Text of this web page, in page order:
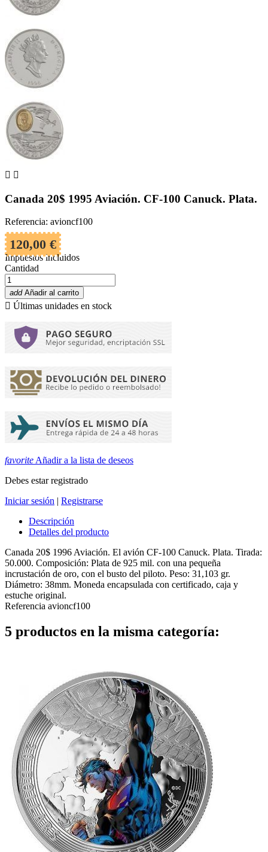
 
Canada 20$ 1995 Aviación. CF-100 Canuck. Plata.
Referencia: avioncf100
120,00 €
Impuestos incluidos
Cantidad
add Añadir al carrito
 Últimas unidades en stock
favorite Añadir a la lista de deseos
Debes estar registrado
Iniciar sesión | Registrarse
Descripción
Detalles del producto
Canada 20$ 1996 Aviación. El avión CF-100 Canuck. Plata. Tirada:
50.000. Composición: Plata de 925 mil. con una pequeña
incrustación de oro, con el busto del piloto. Peso: 31,103 gr.
Diámetro: 38mm. Moneda encapsulada con certificado, caja y
estuche original.
Referencia avioncf100
5 productos en la misma categoría: